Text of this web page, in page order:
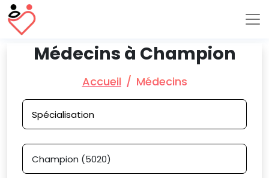
Médecins à Champion
Accueil Médecins